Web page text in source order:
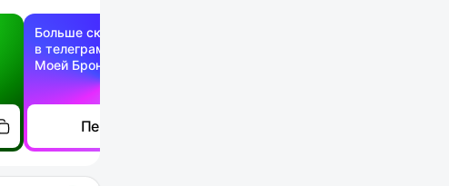
Больше скидок —
в телеграм-канале
Моей Брони
Перейти